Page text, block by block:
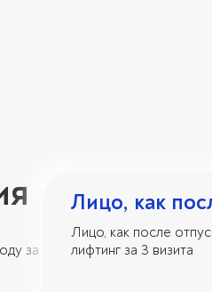
за
Лицо, как
Лицо, как после
лифтинг за 3 визита